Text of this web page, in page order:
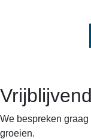
We bespreken
groeien.